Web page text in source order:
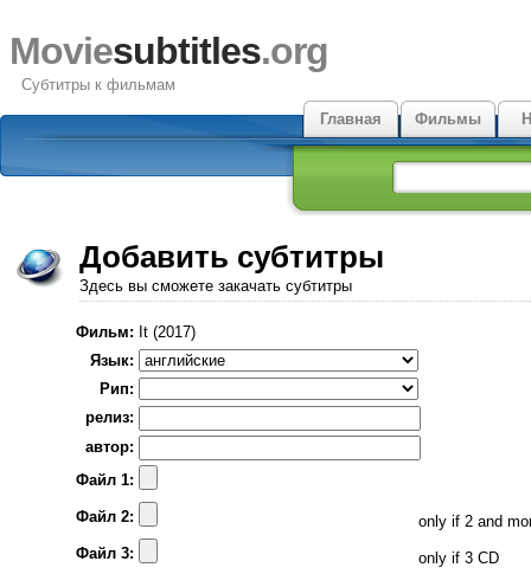
Moviesubtitles.org
Субтитры к фильмам
Главная
Фильмы
Добавить субтитры
Здесь вы сможете закачать субтитры
Фильм: It (2017)
Язык:
Рип:
релиз:
автор:
Файл 1:
Файл 2:
only if 2 and
Файл 3:
only if 3 CD